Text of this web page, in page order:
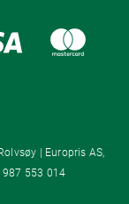
| Europris AS,
987 553 014